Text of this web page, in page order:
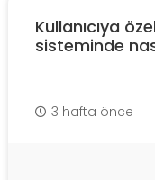
Kullanıcıya
sisteminde
3 hafta önce